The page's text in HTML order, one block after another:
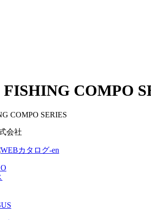
FISHING COMPO